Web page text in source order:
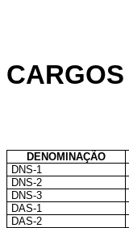
DENOMINAÇÃO
DNS-1
DNS-2
DNS-3
DAS-1
DAS-2